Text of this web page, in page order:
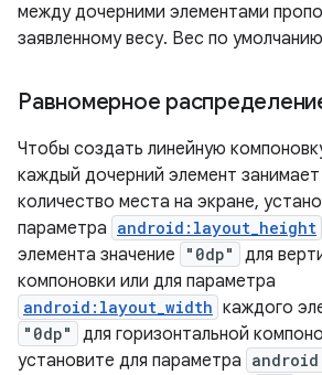
между дочерними элементами
заявленному весу. Вес по
Равномерное
Чтобы создать линейную
каждый дочерний элемент
количество места на экране,
параметра android:layout_height
элемента значение
"0dp"
для
компоновки или для параметра
android:layout_width каждого
"0dp"
для горизонтальной
установите для параметра